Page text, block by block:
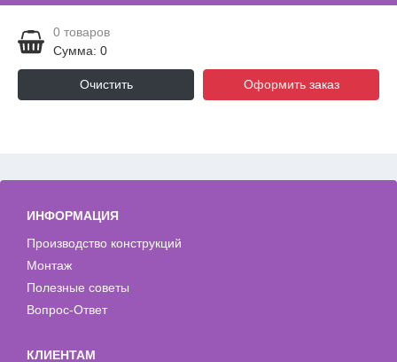
0 товаров
Сумма: 0
Очистить Оформить заказ
ИНФОРМАЦИЯ
Производство конструкций
Монтаж
Полезные советы
Вопрос-Ответ
КЛИЕНТАМ